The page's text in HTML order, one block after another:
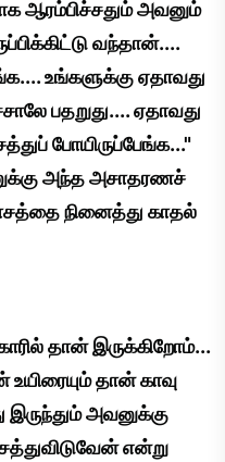
ஆரம்பிச்சதும் அவனும்
வந்தான்....
உங்களுக்கு ஏதாவது
பதறுது.... ஏதாவது
போயிருப்பேங்க..."
அந்த அசாதரணச்
நினைத்து காதல்
தான் இருக்கிறோம்...
உயிரையும் தான் காவு
இருந்தும் அவனுக்கு
என்று